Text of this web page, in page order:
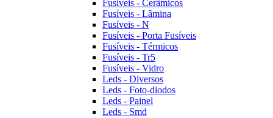
Fusíveis - Cerâmicos
Fusíveis - Lâmina
Fusíveis - N
Fusíveis - Porta Fusíveis
Fusíveis - Térmicos
Fusíveis - Tr5
Fusíveis - Vidro
Leds - Diversos
Leds - Foto-diodos
Leds - Painel
Leds - Smd